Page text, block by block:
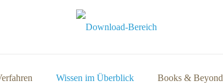
Wissen im Überblick Books & Beyond